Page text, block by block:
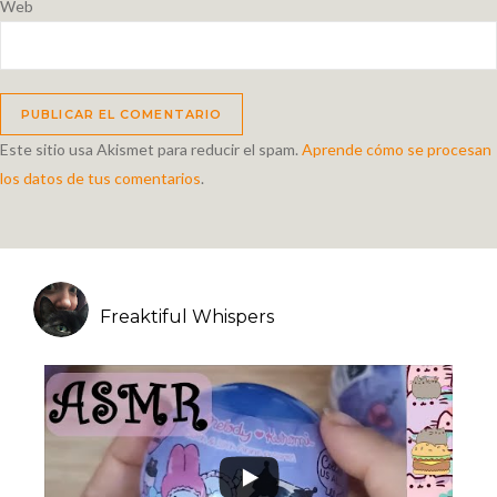
Web
Este sitio usa Akismet para reducir el spam. Aprende cómo se procesan
los datos de tus comentarios.
Freaktiful Whispers